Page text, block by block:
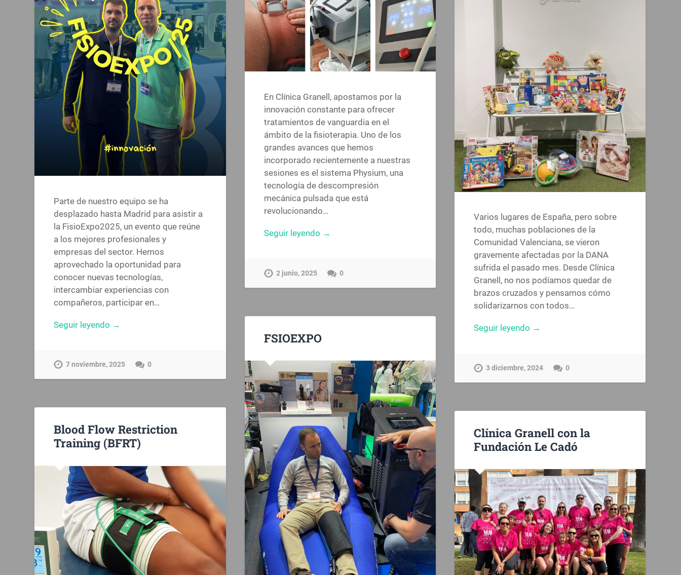
Parte de nuestro equipo se ha
desplazado hasta Madrid para asistir a
la FisioExpo2025, un evento que reúne
a los mejores profesionales y
empresas del sector. Hemos
aprovechado la oportunidad para
conocer nuevas tecnologías,
intercambiar experiencias con
compañeros, participar en…
Seguir leyendo →
7 noviembre, 2025 0
En Clínica Granell, apostamos por la
innovación constante para ofrecer
tratamientos de vanguardia en el
ámbito de la fisioterapia. Uno de los
grandes avances que hemos
incorporado recientemente a nuestras
sesiones es el sistema Physium, una
tecnología de descompresión
mecánica pulsada que está
revolucionando…
Seguir leyendo →
2 junio, 2025 0
Varios lugares de España, pero sobre
todo, muchas poblaciones de la
Comunidad Valenciana, se vieron
gravemente afectadas por la DANA
sufrida el pasado mes. Desde Clínica
Granell, no nos podíamos quedar de
brazos cruzados y pensamos cómo
solidarizarnos con todos…
Seguir leyendo →
3 diciembre, 2024 0
FSIOEXPO
Blood Flow Restriction
Training (BFRT)
Clínica Granell con la
Fundación Le Cadó